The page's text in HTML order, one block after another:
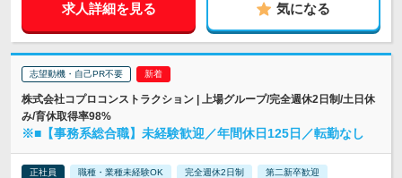
求人詳細を見る 気になる
志望動機・自己PR不要
株式会社コプロコンストラクション | 上場グループ/完全週休2日制/土日休
み/育休取得率98%
※■【事務系総合職】未経験歓迎／年間休日125日／転勤なし
正社員 職種・業種未経験OK 完全週休2日制 第二新卒歓迎